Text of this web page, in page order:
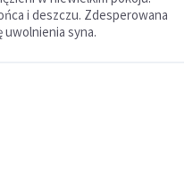
i deszczu. Zdesperowana
syna.